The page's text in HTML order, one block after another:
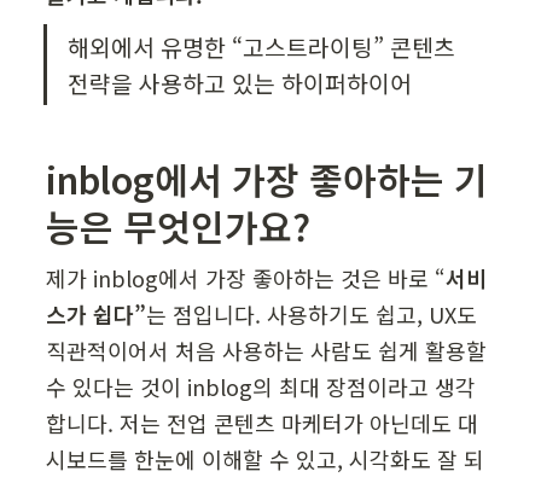
해외에서 유명한 “고스트라이팅” 콘텐츠
전략을 사용하고 있는 하이퍼하이어
inblog에서 가장 좋아하는 기
능은 무엇인가요?
제가 inblog에서 가장 좋아하는 것은 바로 “서비
스가 쉽다”는 점입니다. 사용하기도 쉽고, UX도
직관적이어서 처음 사용하는 사람도 쉽게 활용할
수 있다는 것이 inblog의 최대 장점이라고 생각
합니다. 저는 전업 콘텐츠 마케터가 아닌데도 대
시보드를 한눈에 이해할 수 있고, 시각화도 잘 되